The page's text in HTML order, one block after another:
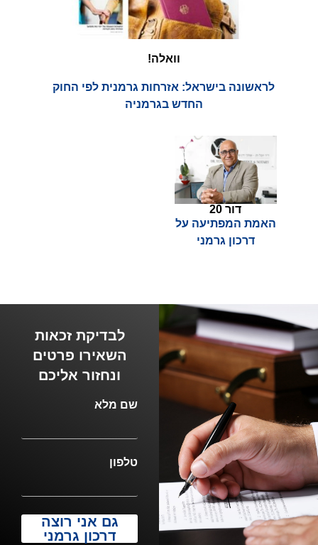
וואלה!
לראשונה בישראל: אזרחות גרמנית לפי החוק
החדש בגרמניה
דור 20
האמת המפתיעה על
דרכון גרמני
לבדיקת זכאות
השאירו פרטים
ונחזור אליכם
שם מלא
טלפון
גם אני רוצה
דרכון גרמני